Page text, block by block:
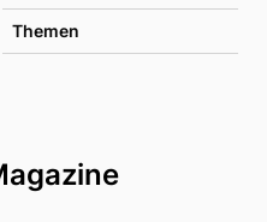
Themen